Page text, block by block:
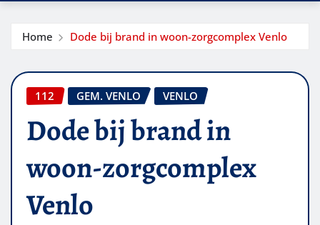
Home Dode bij brand in woon-zorgcomplex Venlo
112 GEM. VENLO VENLO
Dode bij brand in
woon-zorgcomplex
Venlo